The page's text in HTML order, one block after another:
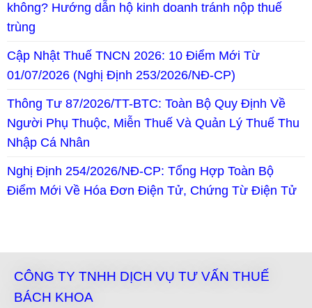
không? Hướng dẫn hộ kinh doanh tránh nộp thuế
trùng
Cập Nhật Thuế TNCN 2026: 10 Điểm Mới Từ
01/07/2026 (Nghị Định 253/2026/NĐ-CP)
Thông Tư 87/2026/TT-BTC: Toàn Bộ Quy Định Về
Người Phụ Thuộc, Miễn Thuế Và Quản Lý Thuế Thu
Nhập Cá Nhân
Nghị Định 254/2026/NĐ-CP: Tổng Hợp Toàn Bộ
Điểm Mới Về Hóa Đơn Điện Tử, Chứng Từ Điện Tử
CÔNG TY TNHH DỊCH VỤ TƯ VẤN THUẾ
BÁCH KHOA